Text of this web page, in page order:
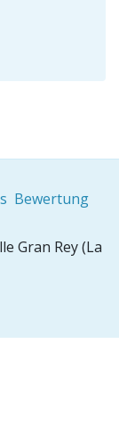
Bewertung
Gran Rey (La